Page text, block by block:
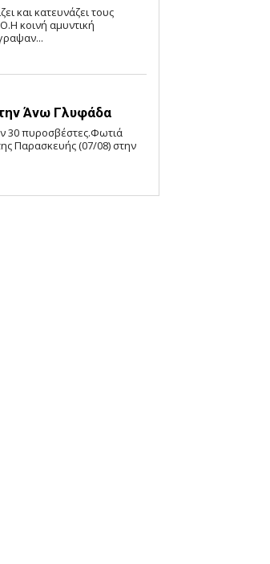
και κατευνάζει τους
κοινή αμυντική
Άνω Γλυφάδα
30 πυροσβέστες.Φωτιά
Παρασκευής (07/08) στην